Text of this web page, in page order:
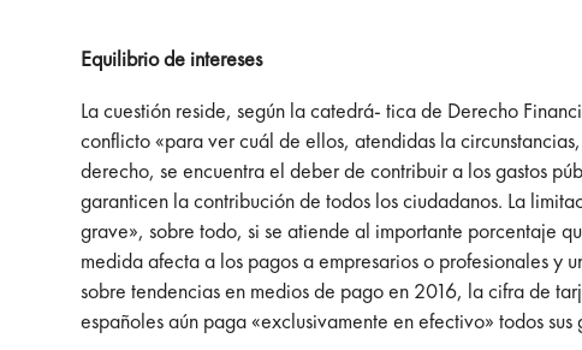
Equilibrio de intereses
La cuestión reside, según la catedrá- tica de Derecho
conflicto «para ver cuál de ellos, atendidas la
derecho, se encuentra el deber de contribuir a los gastos
garanticen la contribución de todos los ciudadanos. La
grave», sobre todo, si se atiende al importante porcentaje
medida afecta a los pagos a empresarios o profesionales y
sobre tendencias en medios de pago en 2016, la cifra de
españoles aún paga «exclusivamente en efectivo» todos